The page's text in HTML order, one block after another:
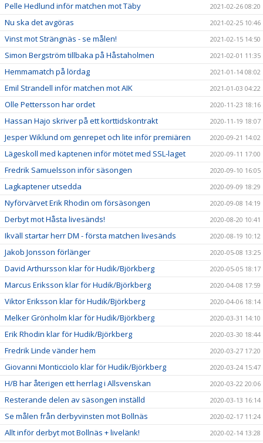
Pelle Hedlund inför matchen mot Täby 2021-02-26 08:20
Nu ska det avgöras 2021-02-25 10:46
Vinst mot Strängnäs - se målen! 2021-02-15 14:50
Simon Bergström tillbaka på Håstaholmen 2021-02-01 11:35
Hemmamatch på lördag 2021-01-14 08:02
Emil Strandell inför matchen mot AIK 2021-01-03 04:22
Olle Pettersson har ordet 2020-11-23 18:16
Hassan Hajo skriver på ett korttidskontrakt 2020-11-19 18:07
Jesper Wiklund om genrepet och lite inför premiären 2020-09-21 14:02
Lägeskoll med kaptenen inför mötet med SSL-laget 2020-09-11 17:00
Fredrik Samuelsson inför säsongen 2020-09-10 16:05
Lagkaptener utsedda 2020-09-09 18:29
Nyförvärvet Erik Rhodin om försäsongen 2020-09-08 14:19
Derbyt mot Håsta livesänds! 2020-08-20 10:41
Ikväll startar herr DM - första matchen livesänds 2020-08-19 10:12
Jakob Jonsson förlänger 2020-05-08 13:25
David Arthursson klar för Hudik/Björkberg 2020-05-05 18:17
Marcus Eriksson klar för Hudik/Björkberg 2020-04-08 17:59
Viktor Eriksson klar för Hudik/Björkberg 2020-04-06 18:14
Melker Grönholm klar för Hudik/Björkberg 2020-03-31 14:10
Erik Rhodin klar för Hudik/Björkberg 2020-03-30 18:44
Fredrik Linde vänder hem 2020-03-27 17:20
Giovanni Monticciolo klar för Hudik/Björkberg 2020-03-24 15:47
H/B har återigen ett herrlag i Allsvenskan 2020-03-22 20:06
Resterande delen av säsongen inställd 2020-03-13 16:14
Se målen från derbyvinsten mot Bollnäs 2020-02-17 11:24
Allt inför derbyt mot Bollnäs + livelänk! 2020-02-14 13:28